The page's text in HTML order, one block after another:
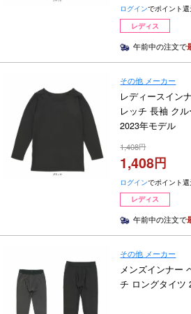
ログインでポイント
レディス
午前中の注文で
その他 メーカー
レディースイン
レッチ 長袖 ク
2023年モデル
1,408
1,408
ログインでポイント
レディス
午前中の注文で
その他 メーカー
メンズインナー
チ ロングタイ